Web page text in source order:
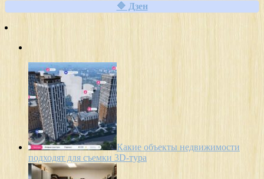
🔷 Дзен
Какие объекты недвижимости
подходят для съемки 3D-тура